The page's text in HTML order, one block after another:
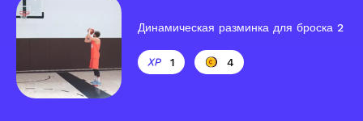
Динамическая разминка для броска 2
1 4